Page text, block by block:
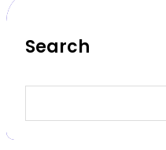
Search
a